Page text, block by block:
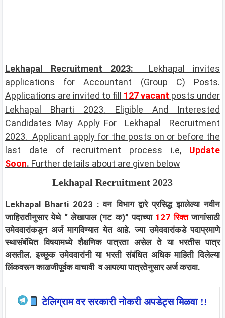
Lekhapal Recruitment 2023:
Lekhapal invites
applications for Accountant (Group C)
Posts.
Applications are invited to fill
127 vacant posts under
Lekhapal Bharti 2023. Eligible And Interested
Candidates May Apply For Lekhapal Recruitment
2023. Applicant apply for the posts on or before the
last date of recruitment process i.e,
Update
Soon. Further details about are given below
Lekhapal Recruitment 2023
Lekhapal Bharti 2023 :वन विभागद्वारे प्रसिद्ध झालेल्या नवीन
जाहिरातीनुसार येथे “लेखापाल (गट क)” पदाच्या 127 रिक्तजागांसाठी
उमेदवारांकडून अर्ज मागविण्यात येत आहे. ज्या उमेदवारांकडे पदाप्रमाणे
स्थासंबंधित विषयामध्ये शैक्षणिक पात्रता असेल ते या भरतीस पात्र
असतील. इच्छुक उमेदवारांनी या भरती संबंधित अधिक माहिती दिलेल्या
लिंकवरून काळजीपूर्वक वाचावी व आपल्या पात्रतेनुसार अर्ज करावा.
टेलिग्राम वर सरकारी नोकरी अपडेट्स मिळवा !!